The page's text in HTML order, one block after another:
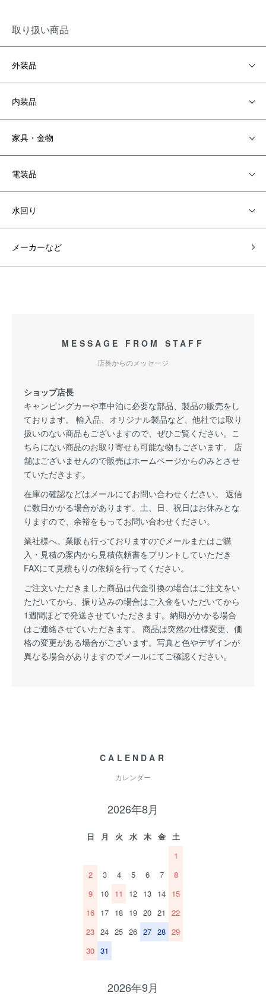
取り扱い商品
外装品
内装品
家具・金物
電装品
水回り
メーカーなど
MESSAGE FROM STAFF
店長からのメッセージ
ショップ店長
キャンピングカーや車中泊に必要な部品、製品の販売をし
ております。 輸入品、オリジナル製品など、他社では取り
扱いのない商品もございますので、ぜひご覧ください。こ
ちらにない商品のお取り寄せも可能な物もございます。 店
舗はございませんので販売はホームページからのみとさせ
ていただきます。
在庫の確認などはメールにてお問い合わせください。 返信
に数日かかる場合があります。土、日、祝日はお休みとな
りますので、余裕をもってお問い合わせください。
業社様へ。業販も行っておりますのでメールまたはご購
入・見積の案内から見積依頼書をプリントしていただき
FAXにて見積もりの依頼を行ってください。
ご注文いただきました商品は代金引換の場合はご注文をい
ただいてから、振り込みの場合はご入金をいただいてから
1週間ほどで発送させていただきます。納期がかかる場合
はご連絡させていただきます。 商品は突然の仕様変更、価
格の変更がある場合がございます。写真と色やデザインが
異なる場合がありますのでメールにてご確認ください。
CALENDAR
カレンダー
2026年8月
日 月 火 水 木 金
土
1
2
3 4 5 6 7
8
9
10 11 12 13 14 15
16 17 18 19 20 21
22
23 24 25 26 27 28 29
30 31
2026年9月